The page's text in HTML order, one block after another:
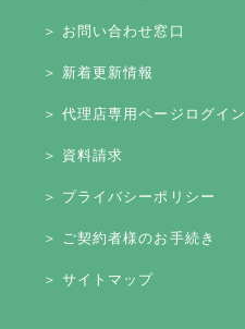
＞ お問い合わせ窓口
＞ 新着更新情報
＞ 代理店専用ページログイン
＞ 資料請求
＞ プライバシーポリシー
＞ ご契約者様のお手続き
＞ サイトマップ